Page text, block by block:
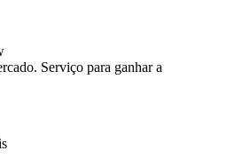
Serviço para ganhar a